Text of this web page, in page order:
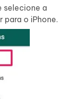
selecione a
para o iPhone.